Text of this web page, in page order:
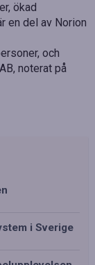
ökad
en del av Norion
och
noterat på
i Sverige